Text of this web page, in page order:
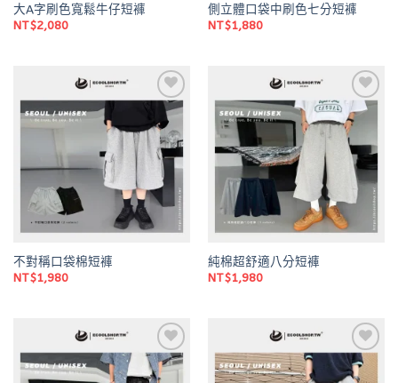
大A字刷色寬鬆牛仔短褲
NT$2,080
側立體口袋中刷色七分短褲
NT$1,880
Add to
wishlist
不對稱口袋棉短褲
NT$1,980
Add to
wishlist
純棉超舒適八分短褲
NT$1,980
Add to
wishlist
Add to
wishlist